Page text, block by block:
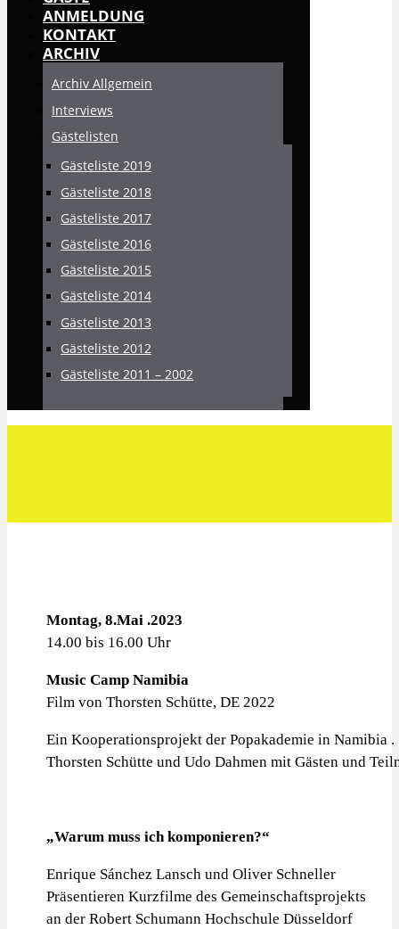
ANMELDUNG
KONTAKT
ARCHIV
Archiv Allgemein
Interviews
Gästelisten
Gästeliste 2019
Gästeliste 2018
Gästeliste 2017
Gästeliste 2016
Gästeliste 2015
Gästeliste 2014
Gästeliste 2013
Gästeliste 2012
Gästeliste 2011 – 2002
Montag, 8.Mai .2023
14.00 bis 16.00 Uhr
Music Camp Namibia
Film von Thorsten Schütte, DE 2022
Ein Kooperationsprojekt der Popakademie in Namibia .
Thorsten Schütte und Udo Dahmen mit Gästen und
„Warum muss ich komponieren?“
Enrique Sánchez Lansch und Oliver Schneller
Präsentieren Kurzfilme des Gemeinschaftsprojekts
an der Robert Schumann Hochschule Düsseldorf